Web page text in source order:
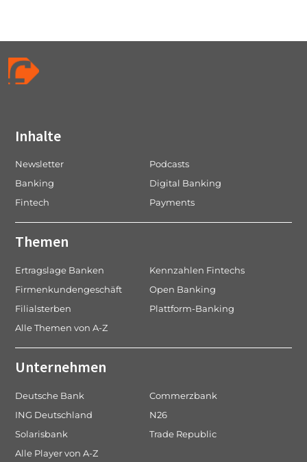
Inhalte
Newsletter
Podcasts
Banking
Digital Banking
Fintech
Payments
Themen
Ertragslage Banken
Kennzahlen Fintechs
Firmenkundengeschäft
Open Banking
Filialsterben
Plattform-Banking
Alle Themen von A-Z
Unternehmen
Deutsche Bank
Commerzbank
ING Deutschland
N26
Solarisbank
Trade Republic
Alle Player von A-Z